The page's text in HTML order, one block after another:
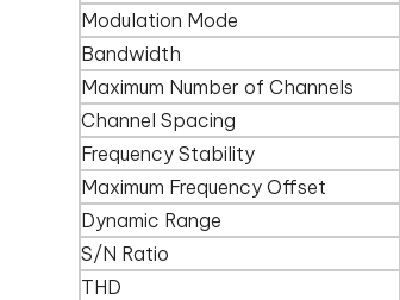
Modulation Mode
Bandwidth
Maximum Number of Channels
Channel Spacing
Frequency Stability
Maximum Frequency Offset
Dynamic Range
S/N Ratio
THD